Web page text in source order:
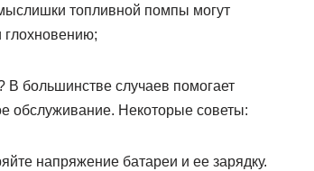
топливной помпы могут
глохновению;
В большинстве случаев помогает
обслуживание. Некоторые советы:
напряжение батареи и ее зарядку.